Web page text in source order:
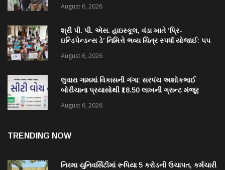
August 6, 2026
શ્રી પી. પી. એસ. હાઇસ્કૂલ, વંડા ખાતે ‘પ્રિ-
ઇન્ડિપેન્ડન્સ ડે’ નિમિત્તે ભવ્ય ચિત્ર સ્પર્ધા યોજાઈ: ૫૫
August 6, 2026
લુવારા ગામમાં વિકાસની ગંગા: સરપંચ અશોકભાઈ
બોરીચાના પ્રયાસોથી ₹18.50 લાખની ગ્રાન્ટ મંજૂર
August 6, 2026
TRENDING NOW
નિરમા યુનિવર્સિટીમાં રૂપિયા 5 કરોડની ઉચાપત, કર્મચારી